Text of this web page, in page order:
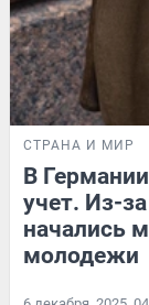
СТРАНА И МИР
В
учет. Из-
начались
молодежи